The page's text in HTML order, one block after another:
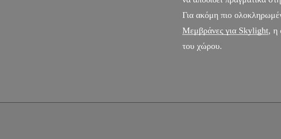
Για ακόμη πιο
Μεμβράνες για Skylight, η
του χώρου.